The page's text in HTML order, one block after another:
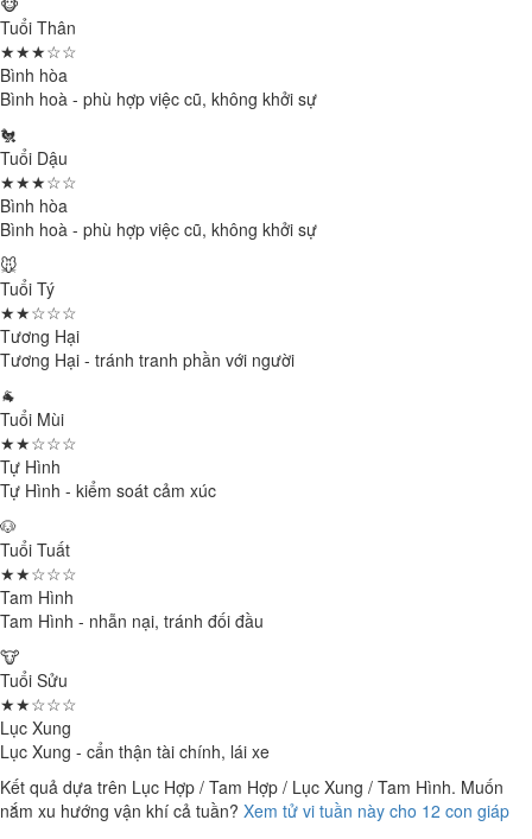
Tuổi Thân
★★★☆☆
Bình hòa
Bình hoà - phù hợp việc cũ, không khởi sự
🐔
Tuổi Dậu
★★★☆☆
Bình hòa
Bình hoà - phù hợp việc cũ, không khởi sự
🐭
Tuổi Tý
★★☆☆☆
Tương Hại
Tương Hại - tránh tranh phần với người
🐐
Tuổi Mùi
★★☆☆☆
Tự Hình
Tự Hình - kiểm soát cảm xúc
🐶
Tuổi Tuất
★★☆☆☆
Tam Hình
Tam Hình - nhẫn nại, tránh đối đầu
🐮
Tuổi Sửu
★★☆☆☆
Lục Xung
Lục Xung - cẩn thận tài chính, lái xe
Kết quả dựa trên Lục Hợp / Tam Hợp / Lục Xung / Tam Hình. Muốn
nắm xu hướng vận khí cả tuần? Xem tử vi tuần này cho 12 con giáp